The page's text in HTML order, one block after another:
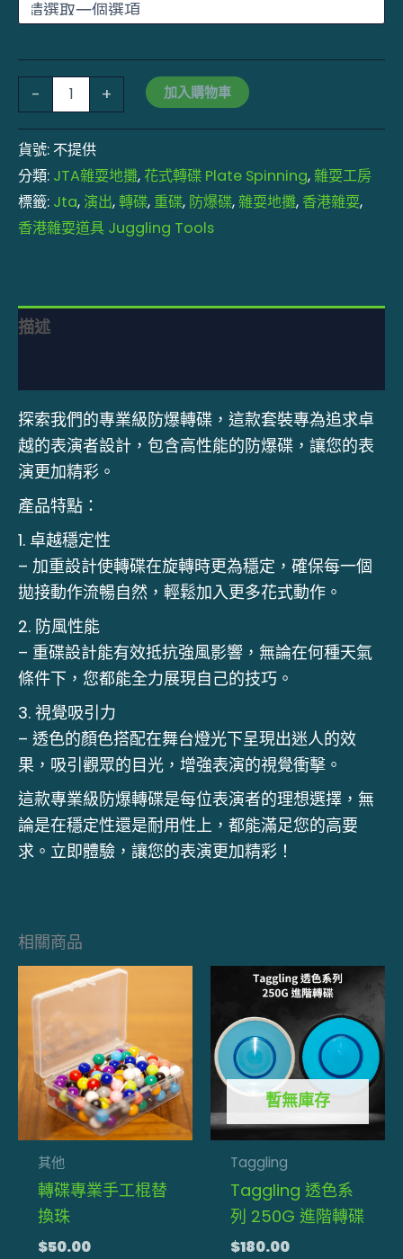
- + 加入購物車
貨號: 不提供
分類: JTA雜耍地攤, 花式轉碟 Plate Spinning,雜耍工房
標籤: Jta, 演出,轉碟, 重碟, 防爆碟,雜耍地攤, 香港雜耍,
香港雜耍道具 Juggling Tools
描述
探索我們的專業級防爆轉碟，這款套裝專為追求卓
越的表演者設計，包含高性能的防爆碟，讓您的表
演更加精彩。
產品特點：
1. 卓越穩定性
– 加重設計使轉碟在旋轉時更為穩定，確保每一個
拋接動作流暢自然，輕鬆加入更多花式動作。
2. 防風性能
– 重碟設計能有效抵抗強風影響，無論在何種天氣
條件下，您都能全力展現自己的技巧。
3. 視覺吸引力
– 透色的顏色搭配在舞台燈光下呈現出迷人的效
果，吸引觀眾的目光，增強表演的視覺衝擊。
這款專業級防爆轉碟是每位表演者的理想選擇，無
論是在穩定性還是耐用性上，都能滿足您的高要
求。立即體驗，讓您的表演更加精彩！
相關商品
其他
轉碟專業手工棍替
換珠
$50.00
暫無庫存
Taggling
Taggling 透色系
列 250G 進階轉碟
$180.00